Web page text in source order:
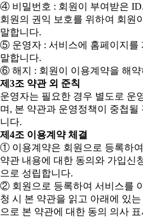
④ 비밀번호 : 회원이 부여받은
회원의 권익 보호를 위하여 회원
말합니다.
⑤ 운영자 : 서비스에 홈페이지를
말합니다.
⑥ 해지 : 회원이 이용계약을 해약
제3조 약관 외 준칙
운영자는 필요한 경우 별도로 운
며, 본 약관과 운영정책이 중첩
니다.
제4조 이용계약 체결
① 이용계약은 회원으로 등록하
약관 내용에 대한 동의와 가입신
으로 성립합니다.
② 회원으로 등록하여 서비스를
청 시 본 약관을 읽고 아래에 있
으로 본 약관에 대한 동의 의사